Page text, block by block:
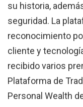
su historia,
seguridad. La
reconocimiento
cliente y
recibido varios
Plataforma de
Personal Wealth